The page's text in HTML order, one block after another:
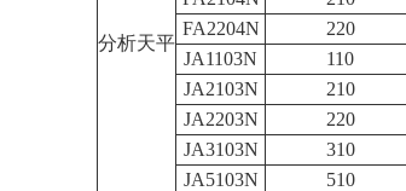
分析天平
FA2204N
220
JA1103N
110
JA2103N
210
JA2203N
220
JA3103N
310
JA5103N
510